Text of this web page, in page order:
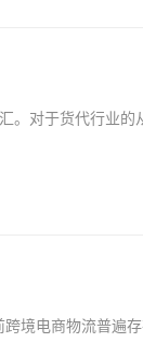
。对于货代行业的
境电商物流普遍